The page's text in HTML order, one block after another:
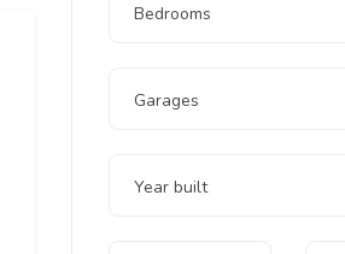
Bedrooms
Garages
Year built